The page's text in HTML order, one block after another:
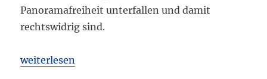
Panoramafreiheit unterfallen und damit
rechtswidrig sind.
„BGH: Drohnenaufnahmen von urheberrechtlich
weiterlesen